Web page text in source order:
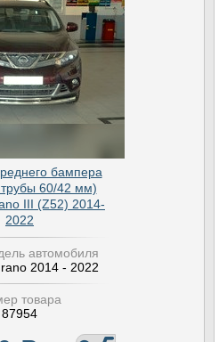
бампера
60/42 мм)
III (Z52) 2014-
2022
автомобиля
2014 - 2022
товара
87954